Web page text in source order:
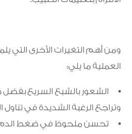
ومن أهم التغيرات الأخرى التي
العملية ما يلي:
الشعور بالشبع السريع
وتراجع الرغبة الشديدة في تناول
تحسن ملحوظ في ضغط